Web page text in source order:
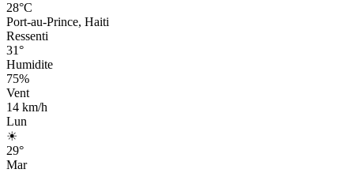
28°C
Port-au-Prince, Haiti
Ressenti
31°
Humidite
75%
Vent
14 km/h
Lun
☀
29°
Mar